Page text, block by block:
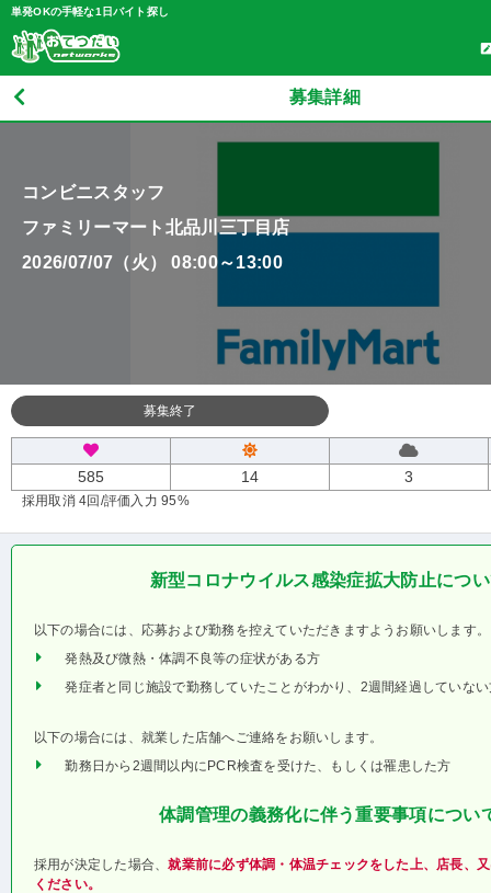
単発OKの手軽な1日バイト探し
募集詳細
コンビニスタッフ
ファミリーマート北品川三丁目店
2026/07/07（火） 08:00～13:00
募集終了
585 14 3
採用取消 4回 /評価入力 95%
新型コロナウイルス感染症拡大防止につ
以下の場合には、応募および勤務を控えていただきますようお願いします。
発熱及び微熱・体調不良等の症状がある方
発症者と同じ施設で勤務していたことがわかり、2週間経過していな
以下の場合には、就業した店舗へご連絡をお願いします。
勤務日から2週間以内にPCR検査を受けた、もしくは罹患した方
体調管理の義務化に伴う重要事項につい
採用が決定した場合、就業前に必ず体調・体温チェックをした上、店長、
ください。